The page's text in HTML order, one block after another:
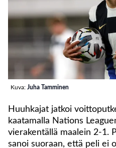
Kuva: Juha Tamminen
Huuhkajat jatkoi
kaatamalla Nations
vierakentällä maalein 2-1.
sanoi suoraan, että peli ei